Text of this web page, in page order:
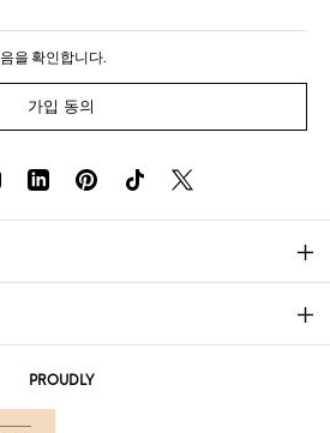
을 확인합니다.
가입 동의
PROUDLY